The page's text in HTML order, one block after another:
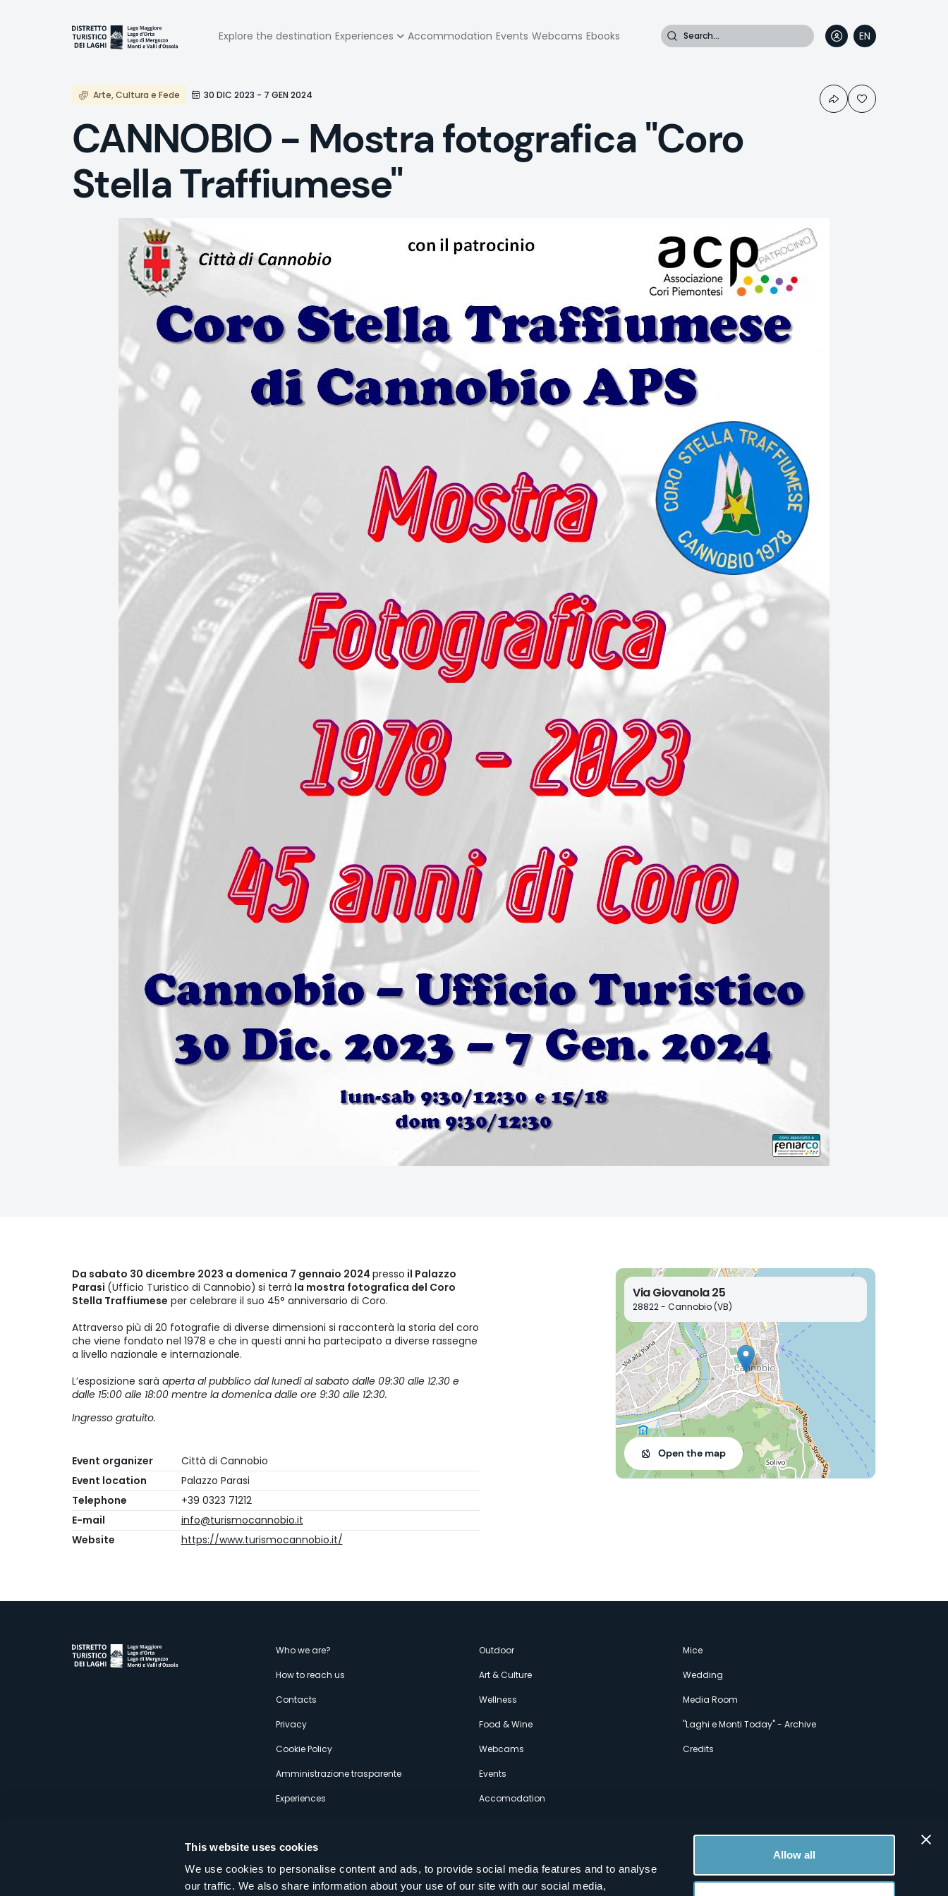
This website uses cookies
We use cookies to personalise content and ads, to provide social media features and to analyse
our traffic. We also share information about your use of our site with our social media,
Allow all
Navigazione
principale
Explore the destination Experiences Accommodation Events Webcams Ebooks Search
EN
IT
FR
DE
Arte, Cultura e Fede 30 DIC 2023 - 7 GEN 2024
CANNOBIO - Mostra fotografica "Coro
Stella Traffiumese"
Da sabato 30 dicembre 2023 a domenica 7 gennaio 2024 presso il Palazzo
Parasi (Ufficio Turistico di Cannobio) si terrà la mostra fotografica del Coro
Stella Traffiumese per celebrare il suo 45° anniversario di Coro.
Attraverso più di 20 fotografie di diverse dimensioni si racconterà la storia del coro
che viene fondato nel 1978 e che in questi anni ha partecipato a diverse rassegne
a livello nazionale e internazionale.
L’esposizione sarà aperta al pubblico dal lunedì al sabato dalle 09:30 alle 12.30 e
dalle 15:00 alle 18:00 mentre la domenica dalle ore 9:30 alle 12:30.
Ingresso gratuito.
Event organizer
Città di Cannobio
Event location
Palazzo Parasi
Telephone
+39 0323 71212
E-mail
info@turismocannobio.it
Website
https://www.turismocannobio.it/
Via Giovanola 25
28822 - Cannobio (VB)
Open the map
Menù
secondario
Who we are?
How to reach us
Contacts
Privacy
Cookie Policy
Amministrazione trasparente
Experiences
Outdoor
Art & Culture
Wellness
Food & Wine
Webcams
Events
Accomodation
Mice
Wedding
Media Room
"Laghi e Monti Today" - Archive
Credits
Distretto Turistico dei Laghi Scrl Follow us on our social networks